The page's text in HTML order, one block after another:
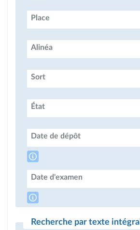
Place
Alinéa
Sort
État
Date de dépôt
Date d'examen
Recherche par texte intégral